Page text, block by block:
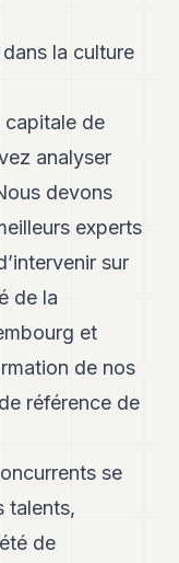
la culture
capitale de
analyser
devons
experts
sur
de la
et
de nos
référence de
se
talents,
de